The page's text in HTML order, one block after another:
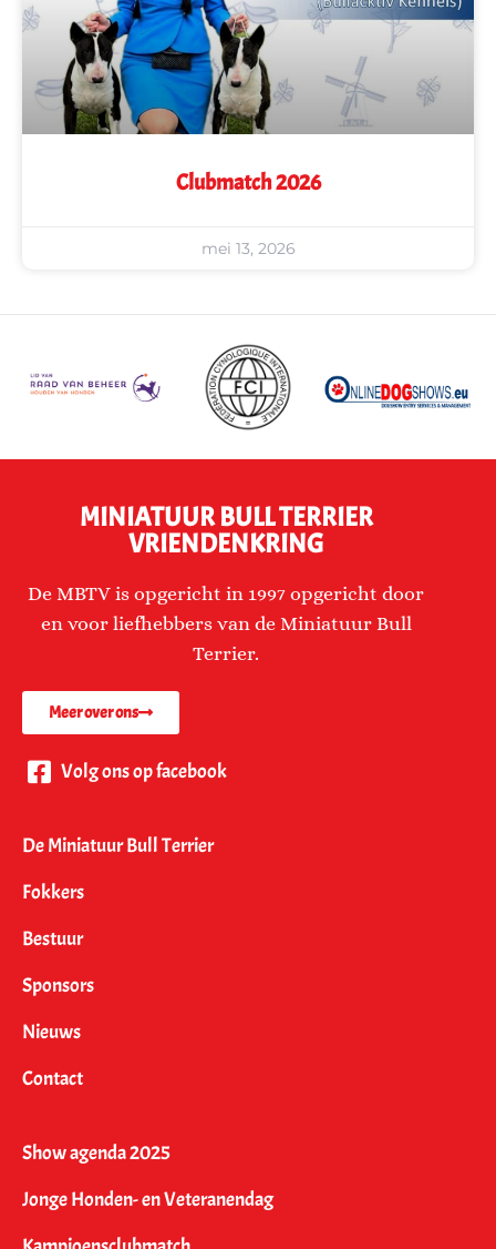
Clubmatch 2026
mei 13, 2026
MINIATUUR BULL TERRIER
VRIENDENKRING
De MBTV is opgericht in 1997 opgericht door
en voor liefhebbers van de Miniatuur Bull
Terrier.
Meer over ons
Volg ons op facebook
De Miniatuur Bull Terrier
Fokkers
Bestuur
Sponsors
Nieuws
Contact
Show agenda 2025
Jonge Honden- en Veteranendag